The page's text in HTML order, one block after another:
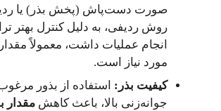
صورت دست‌پاش (پخش بذر) یا
روش ردیفی، به دلیل کنترل بهتر
انجام عملیات داشت، معمولاً
مورد نیاز است.
کیفیت بذر: استفاده از بذور
جوانه‌زنی بالا، باعث کاهش مقدار